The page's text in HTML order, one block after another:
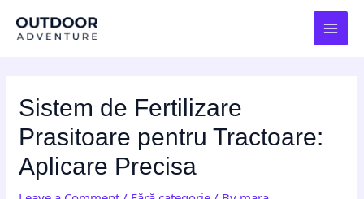
Sistem de Fertilizare
Prasitoare pentru Tractoare:
Aplicare Precisa
navigation